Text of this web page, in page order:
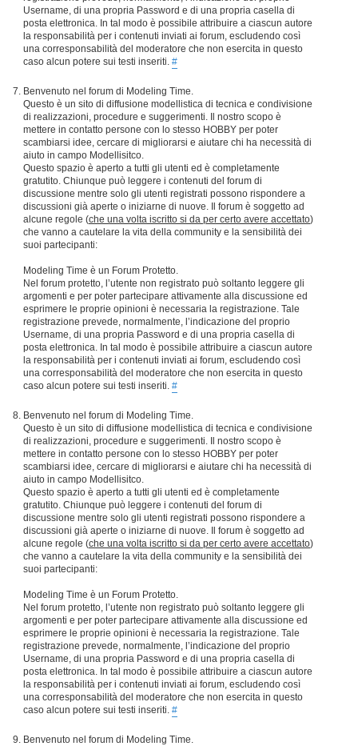
Username, di una propria Password e di una propria casella di
posta elettronica. In tal modo è possibile attribuire a ciascun autore
la responsabilità per i contenuti inviati ai forum, escludendo così
una corresponsabilità del moderatore che non esercita in questo
caso alcun potere sui testi inseriti. #
Benvenuto nel forum di Modeling Time.
Questo è un sito di diffusione modellistica di tecnica e condivisione
di realizzazioni, procedure e suggerimenti. Il nostro scopo è
mettere in contatto persone con lo stesso HOBBY per poter
scambiarsi idee, cercare di migliorarsi e aiutare chi ha necessità di
aiuto in campo Modellisitco.
Questo spazio è aperto a tutti gli utenti ed è completamente
gratutito. Chiunque può leggere i contenuti del forum di
discussione mentre solo gli utenti registrati possono rispondere a
discussioni già aperte o iniziarne di nuove. Il forum è soggetto ad
alcune regole (che una volta iscritto si da per certo avere accettato)
che vanno a cautelare la vita della community e la sensibilità dei
suoi partecipanti:
Modeling Time è un Forum Protetto.
Nel forum protetto, l’utente non registrato può soltanto leggere gli
argomenti e per poter partecipare attivamente alla discussione ed
esprimere le proprie opinioni è necessaria la registrazione. Tale
registrazione prevede, normalmente, l’indicazione del proprio
Username, di una propria Password e di una propria casella di
posta elettronica. In tal modo è possibile attribuire a ciascun autore
la responsabilità per i contenuti inviati ai forum, escludendo così
una corresponsabilità del moderatore che non esercita in questo
caso alcun potere sui testi inseriti. #
Benvenuto nel forum di Modeling Time.
Questo è un sito di diffusione modellistica di tecnica e condivisione
di realizzazioni, procedure e suggerimenti. Il nostro scopo è
mettere in contatto persone con lo stesso HOBBY per poter
scambiarsi idee, cercare di migliorarsi e aiutare chi ha necessità di
aiuto in campo Modellisitco.
Questo spazio è aperto a tutti gli utenti ed è completamente
gratutito. Chiunque può leggere i contenuti del forum di
discussione mentre solo gli utenti registrati possono rispondere a
discussioni già aperte o iniziarne di nuove. Il forum è soggetto ad
alcune regole (che una volta iscritto si da per certo avere accettato)
che vanno a cautelare la vita della community e la sensibilità dei
suoi partecipanti:
Modeling Time è un Forum Protetto.
Nel forum protetto, l’utente non registrato può soltanto leggere gli
argomenti e per poter partecipare attivamente alla discussione ed
esprimere le proprie opinioni è necessaria la registrazione. Tale
registrazione prevede, normalmente, l’indicazione del proprio
Username, di una propria Password e di una propria casella di
posta elettronica. In tal modo è possibile attribuire a ciascun autore
la responsabilità per i contenuti inviati ai forum, escludendo così
una corresponsabilità del moderatore che non esercita in questo
caso alcun potere sui testi inseriti. #
Benvenuto nel forum di Modeling Time.